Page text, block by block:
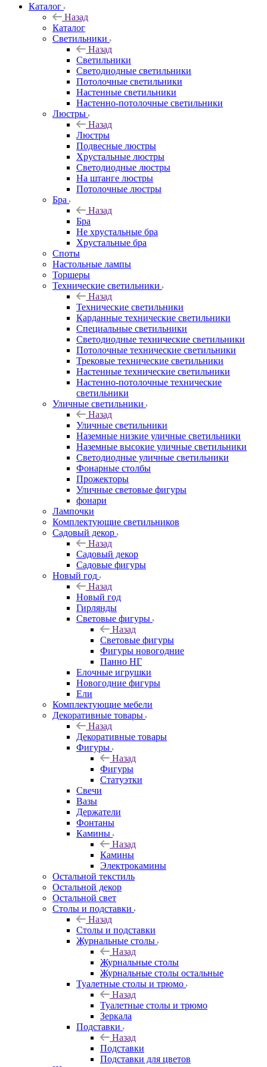
Каталог
Назад
Каталог
Светильники
Назад
Светильники
Светодиодные светильники
Потолочные светильники
Настенные светильники
Настенно-потолочные светильники
Люстры
Назад
Люстры
Подвесные люстры
Хрустальные люстры
Светодиодные люстры
На штанге люстры
Потолочные люстры
Бра
Назад
Бра
Не хрустальные бра
Хрустальные бра
Споты
Настольные лампы
Торшеры
Технические светильники
Назад
Технические светильники
Карданные технические светильники
Специальные светильники
Светодиодные технические светильники
Потолочные технические светильники
Трековые технические светильники
Настенные технические светильники
Настенно-потолочные технические
светильники
Уличные светильники
Назад
Уличные светильники
Наземные низкие уличные светильники
Наземные высокие уличные светильники
Светодиодные уличные светильники
Фонарные столбы
Прожекторы
Уличные световые фигуры
фонари
Лампочки
Комплектующие светильников
Садовый декор
Назад
Садовый декор
Садовые фигуры
Новый год
Назад
Новый год
Гирлянды
Световые фигуры
Назад
Световые фигуры
Фигуры новогодние
Панно НГ
Елочные игрушки
Новогодние фигуры
Ели
Комплектующие мебели
Декоративные товары
Назад
Декоративные товары
Фигуры
Назад
Фигуры
Статуэтки
Свечи
Вазы
Держатели
Фонтаны
Камины
Назад
Камины
Электрокамины
Остальной текстиль
Остальной декор
Остальной свет
Столы и подставки
Назад
Столы и подставки
Журнальные столы
Назад
Журнальные столы
Журнальные столы остальные
Туалетные столы и трюмо
Назад
Туалетные столы и трюмо
Зеркала
Подставки
Назад
Подставки
Подставки для цветов